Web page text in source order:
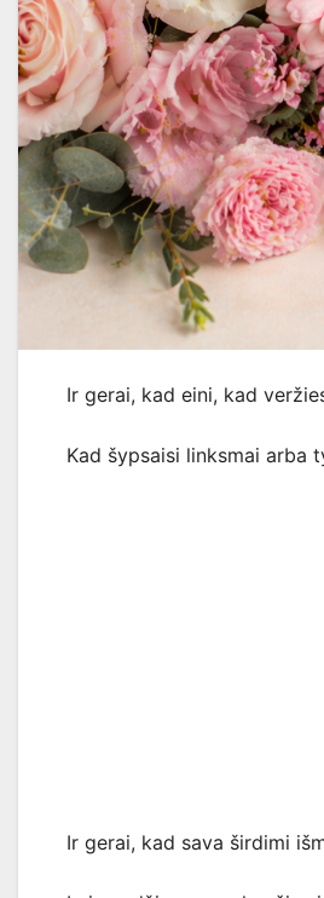
Ir gerai, kad eini, kad
Kad šypsaisi linksmai arba
Ir gerai, kad sava širdimi